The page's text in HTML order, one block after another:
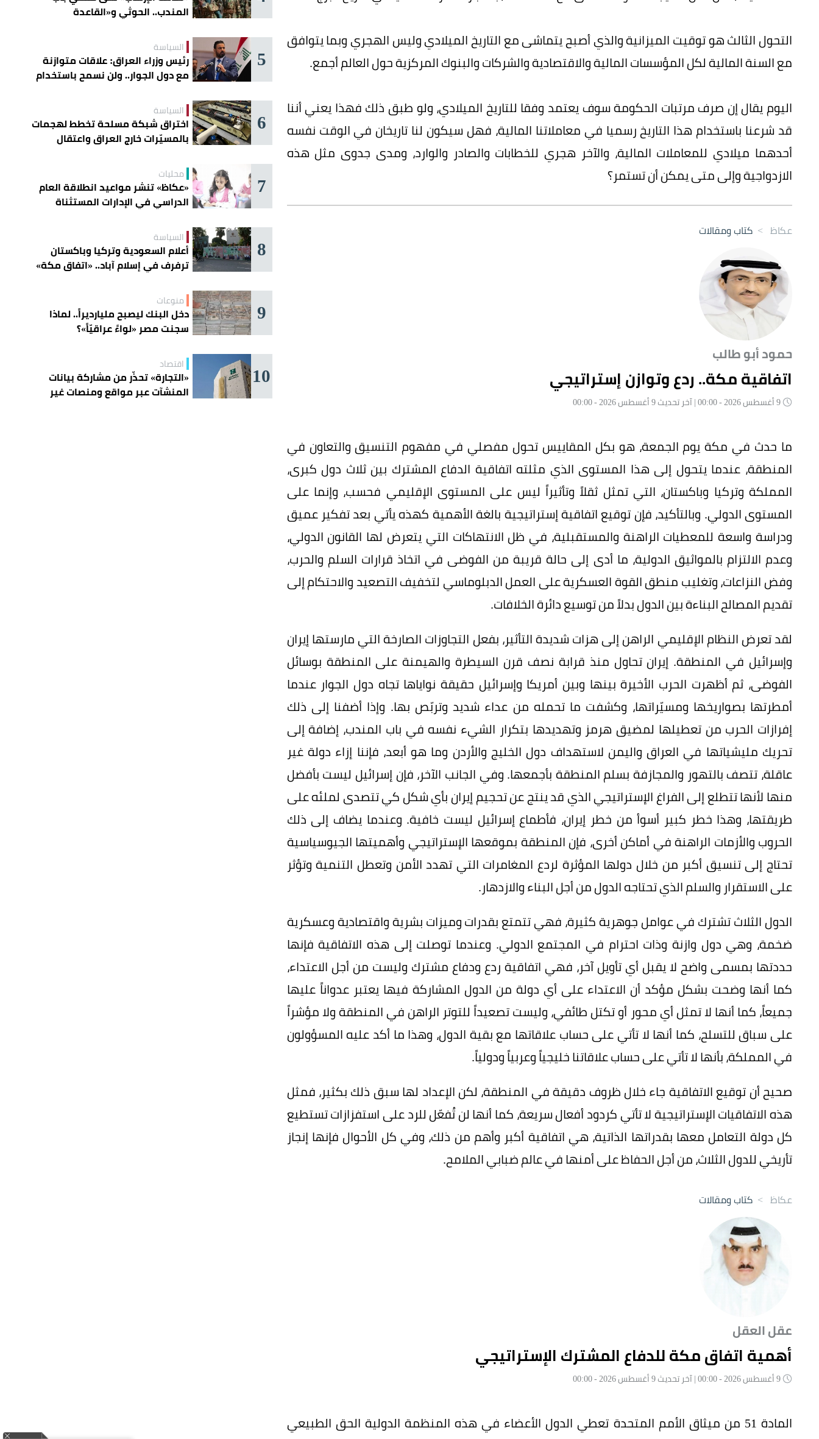
التحول الثالث هو توقيت الميزانية والذي أصبح يتماشى مع التاريخ الميلادي وليس الهجري وبما يتوافق
مع السنة المالية لكل المؤسسات المالية والاقتصادية والشركات والبنوك المركزية حول العالم أجمع.
اليوم يقال إن صرف مرتبات الحكومة سوف يعتمد وفقا للتاريخ الميلادي، ولو طبق ذلك فهذا يعني أننا
قد شرعنا باستخدام هذا التاريخ رسميا في معاملاتنا المالية، فهل سيكون لنا تاريخان في الوقت نفسه
أحدهما ميلادي للمعاملات المالية، والآخر هجري للخطابات والصادر والوارد، ومدى جدوى مثل هذه
الازدواجية وإلى متى يمكن أن تستمر؟
عكاظ > كتاب ومقالات
حمود أبو طالب
اتفاقية مكة.. ردع وتوازن إستراتيجي
ما حدث في مكة يوم الجمعة، هو بكل المقاييس تحول مفصلي في مفهوم التنسيق والتعاون في
المنطقة، عندما يتحول إلى هذا المستوى الذي مثلته اتفاقية الدفاع المشترك بين ثلاث دول كبرى،
المملكة وتركيا وباكستان، التي تمثل ثقلاً وتأثيراً ليس على المستوى الإقليمي فحسب، وإنما على
المستوى الدولي. وبالتأكيد، فإن توقيع اتفاقية إستراتيجية بالغة الأهمية كهذه يأتي بعد تفكير عميق
ودراسة واسعة للمعطيات الراهنة والمستقبلية، في ظل الانتهاكات التي يتعرض لها القانون الدولي،
وعدم الالتزام بالمواثيق الدولية، ما أدى إلى حالة قريبة من الفوضى في اتخاذ قرارات السلم والحرب،
وفض النزاعات، وتغليب منطق القوة العسكرية على العمل الدبلوماسي لتخفيف التصعيد والاحتكام إلى
تقديم المصالح البناءة بين الدول بدلاً من توسيع دائرة الخلافات.
لقد تعرض النظام الإقليمي الراهن إلى هزات شديدة التأثير، بفعل التجاوزات الصارخة التي مارستها إيران
وإسرائيل في المنطقة. إيران تحاول منذ قرابة نصف قرن السيطرة والهيمنة على المنطقة بوسائل
الفوضى، ثم أظهرت الحرب الأخيرة بينها وبين أمريكا وإسرائيل حقيقة نواياها تجاه دول الجوار عندما
أمطرتها بصواريخها ومسيّراتها، وكشفت ما تحمله من عداء شديد وتربّص بها. وإذا أضفنا إلى ذلك
إفرازات الحرب من تعطيلها لمضيق هرمز وتهديدها بتكرار الشيء نفسه في باب المندب، إضافة إلى
تحريك مليشياتها في العراق واليمن لاستهداف دول الخليج والأردن وما هو أبعد، فإننا إزاء دولة غير
عاقلة، تتصف بالتهور والمجازفة بسلم المنطقة بأجمعها. وفي الجانب الآخر، فإن إسرائيل ليست بأفضل
منها لأنها تتطلع إلى الفراغ الإستراتيجي الذي قد ينتج عن تحجيم إيران بأي شكل كي تتصدى لملئه على
طريقتها، وهذا خطر كبير أسوأ من خطر إيران، فأطماع إسرائيل ليست خافية. وعندما يضاف إلى ذلك
الحروب والأزمات الراهنة في أماكن أخرى، فإن المنطقة بموقعها الإستراتيجي وأهميتها الجيوسياسية
تحتاج إلى تنسيق أكبر من خلال دولها المؤثرة لردع المغامرات التي تهدد الأمن وتعطل التنمية وتؤثر
على الاستقرار والسلم الذي تحتاجه الدول من أجل البناء والازدهار.
الدول الثلاث تشترك في عوامل جوهرية كثيرة، فهي تتمتع بقدرات وميزات بشرية واقتصادية وعسكرية
ضخمة، وهي دول وازنة وذات احترام في المجتمع الدولي. وعندما توصلت إلى هذه الاتفاقية فإنها
حددتها بمسمى واضح لا يقبل أي تأويل آخر، فهي اتفاقية ردع ودفاع مشترك وليست من أجل الاعتداء،
كما أنها وضحت بشكل مؤكد أن الاعتداء على أي دولة من الدول المشاركة فيها يعتبر عدواناً عليها
جميعاً، كما أنها لا تمثل أي محور أو تكتل طائفي، وليست تصعيداً للتوتر الراهن في المنطقة ولا مؤشراً
على سباق للتسلح، كما أنها لا تأتي على حساب علاقاتها مع بقية الدول، وهذا ما أكد عليه المسؤولون
في المملكة، بأنها لا تأتي على حساب علاقاتنا خليجياً وعربياً ودولياً.
صحيح أن توقيع الاتفاقية جاء خلال ظروف دقيقة في المنطقة، لكن الإعداد لها سبق ذلك بكثير، فمثل
هذه الاتفاقيات الإستراتيجية لا تأتي كردود أفعال سريعة، كما أنها لن تُفعّل للرد على استفزازات تستطيع
كل دولة التعامل معها بقدراتها الذاتية، هي اتفاقية أكبر وأهم من ذلك، وفي كل الأحوال فإنها إنجاز
تأريخي للدول الثلاث، من أجل الحفاظ على أمنها في عالم ضبابي الملامح.
عكاظ > كتاب ومقالات
عقل العقل
أهمية اتفاق مكة للدفاع المشترك الإستراتيجي
المادة 51 من ميثاق الأمم المتحدة تعطي الدول الأعضاء في هذه المنظمة الدولية الحق الطبيعي
المندب.. الحوثي و«القاعدة
5 السياسة
رئيس وزراء العراق: علاقات متوازنة
مع دول الجوار.. ولن نسمح باستخدام
6 السياسة
اختراق شبكة مسلحة تخطط لهجمات
بالمسيّرات خارج العراق واعتقال
7 محليات
«عكاظ» تنشر مواعيد انطلاقة العام
الدراسي في الإدارات المستثناة
8 السياسة
أعلام السعودية وتركيا وباكستان
ترفرف في إسلام آباد.. «اتفاق مكة»
9 منوعات
دخل البنك ليصبح مليارديراً.. لماذا
سجنت مصر «لواءً عراقيّاً»؟
10 اقتصاد
«التجارة» تحذّر من مشاركة بيانات
المنشآت عبر مواقع ومنصات غير